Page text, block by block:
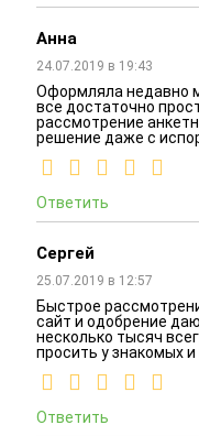
Анна
24.07.2019 в 19:43
Оформляла недавно
все достаточно
рассмотрение
решение даже с
Ответить
Сергей
25.07.2019 в 12:57
Быстрое
сайт и одобрение
несколько тысяч
просить у знакомых и
Ответить